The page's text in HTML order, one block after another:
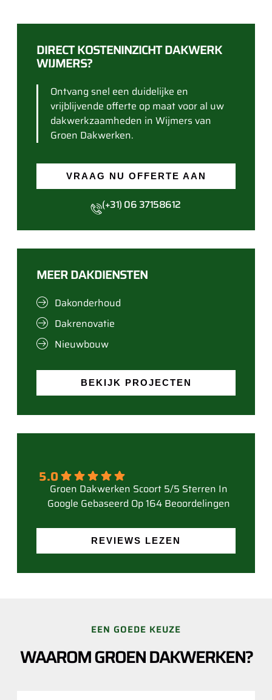
DIRECT KOSTENINZICHT DAKWERK
WIJMERS?
Ontvang snel een duidelijke en
vrijblijvende offerte op maat voor al uw
dakwerkzaamheden in Wijmers van
Groen Dakwerken.
VRAAG NU OFFERTE AAN
(+31) 06 37158612
MEER DAKDIENSTEN
Dakonderhoud
Dakrenovatie
Nieuwbouw
BEKIJK PROJECTEN
5.0
Gebaseerd Op 164 Beoordelingen
REVIEWS LEZEN
EEN GOEDE KEUZE
WAAROM GROEN DAKWERKEN?